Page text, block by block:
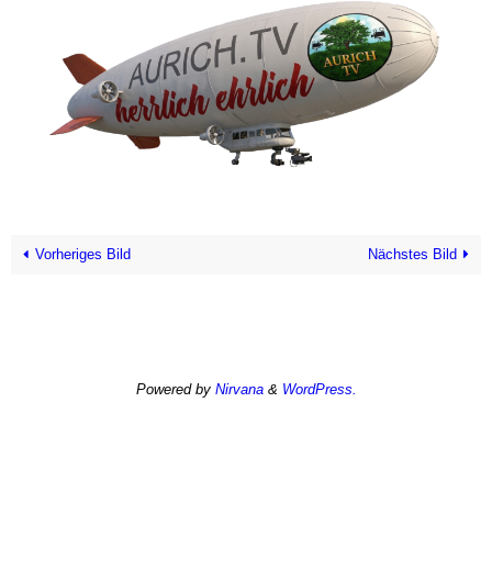
Vorheriges Bild Nächstes Bild
Powered by Nirvana& WordPress.